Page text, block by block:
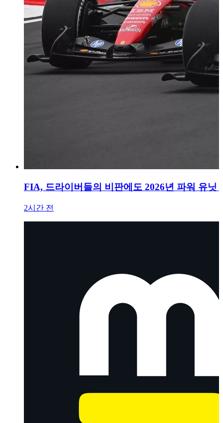
FIA, 드라이버들의 비판에도 2026년 파워 유닛
2시간 전